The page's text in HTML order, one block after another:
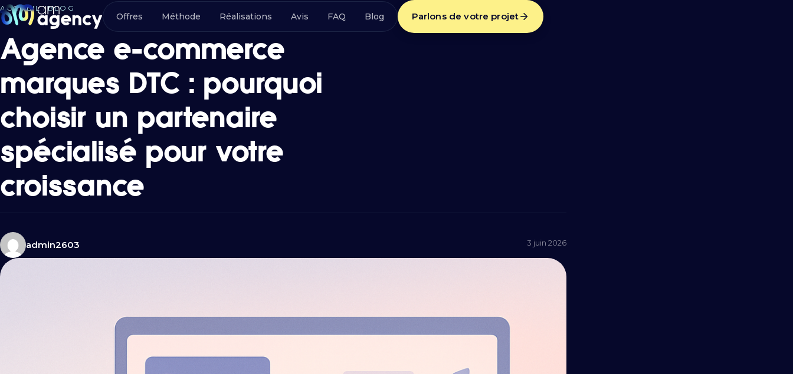
Offres Méthode Réalisations Avis FAQ Blog Parlons de votre projet
ACCUEIL BLOG
Agence e-commerce
marques DTC : pourquoi
choisir un partenaire
spécialisé pour votre
croissance
admin2603 3 juin 2026